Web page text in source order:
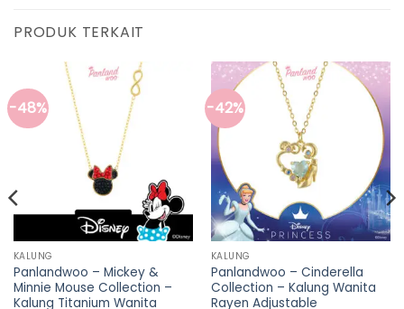
PRODUK TERKAIT
-48%
KALUNG
Panlandwoo – Mickey &
Minnie Mouse Collection –
Kalung Titanium Wanita
-42%
KALUNG
Panlandwoo – Cinderella
Collection – Kalung Wanita
Rayen Adjustable